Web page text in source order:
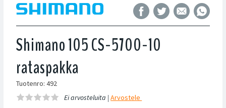
Shimano 105 CS-5700-10
rataspakka
Tuotenro: 492
Ei arvosteluita |Arvostele